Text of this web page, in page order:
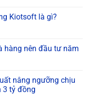
Kiotsoft là gì?
hàng nên đầu tư năm
nâng ngưỡng chịu
3 tỷ đồng